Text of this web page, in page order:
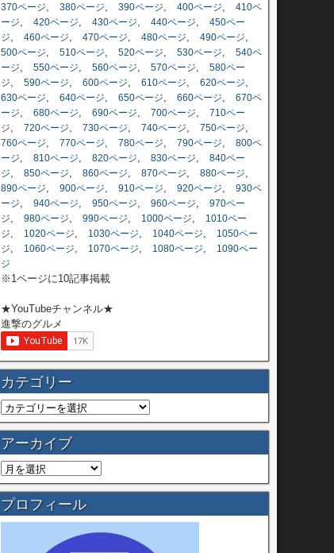
370ページ, 380ページ, 390ページ, 400ページ, 410ペ
ージ, 420ページ, 430ページ, 440ページ, 450ペー
ジ, 460ページ, 470ページ, 480ページ, 490ページ,
500ページ, 510ページ, 520ページ, 530ページ, 540ペ
ージ, 550ページ, 560ページ, 570ページ, 580ペー
ジ, 590ページ, 600ページ, 610ページ, 620ページ,
630ページ, 640ページ, 650ページ, 660ページ, 670ペ
ージ, 680ページ, 690ページ, 700ページ, 710ペー
ジ, 720ページ, 730ページ, 740ページ, 750ページ,
760ページ, 770ページ, 780ページ, 790ページ, 800ペ
ージ, 810ページ, 820ページ, 830ページ, 840ペー
ジ, 850ページ, 860ページ, 870ページ, 880ページ,
890ページ, 900ページ, 910ページ, 920ページ, 930ペ
ージ, 940ページ, 950ページ, 960ページ, 970ペー
ジ, 980ページ, 990ページ, 1000ページ,
1010ペー
ジ, 1020ページ, 1030ページ, 1040ページ,
1050ペー
ジ, 1060ページ, 1070ページ, 1080ページ,
1090ペー
ジ
※1ページに10記事掲載
★YouTubeチャンネル★
進撃のグルメ
カテゴリー
アーカイブ
プロフィール